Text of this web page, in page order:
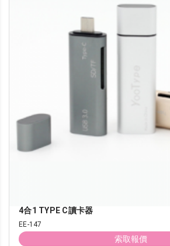
4合1 TYPE C讀卡器
EE-147
索取報價